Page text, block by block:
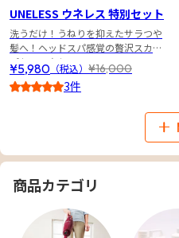
UNELESS ウネレス 特別セット
洗うだけ！うねりを抑えたサラつや
髪へ！ヘッドスパ感覚の贅沢スカル
プケア３点セット
¥5,980 （税込） ¥16,000
3件
商品カテゴリ